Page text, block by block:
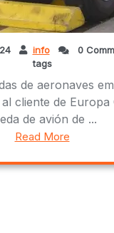
info 0
tags
de aeronaves
cliente de Europa
de avión de ...
Read More